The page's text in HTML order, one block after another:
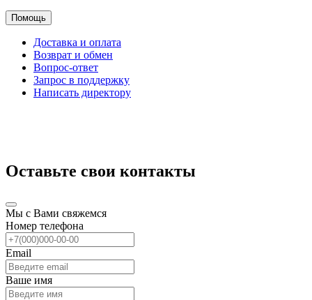
Помощь
Доставка и оплата
Возврат и обмен
Вопрос-ответ
Запрос в поддержку
Написать директору
Оставьте свои контакты
Мы с Вами свяжемся
Номер телефона
Email
Ваше имя